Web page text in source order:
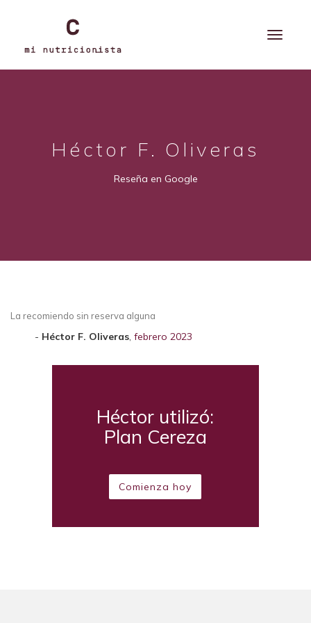
Héctor F. Oliveras
Reseña en Google
La recomiendo sin reserva alguna
Héctor F. Oliveras, febrero 2023
Héctor utilizó:
Plan Cereza
Comienza hoy